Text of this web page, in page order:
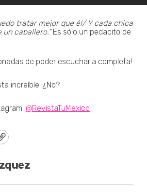
tratar mejor que él/ Y cada chica
caballero.”Es sólo un pedacito de
de poder escucharla completa!
increíble! ¿No?
@RevistaTuMexico
Copy